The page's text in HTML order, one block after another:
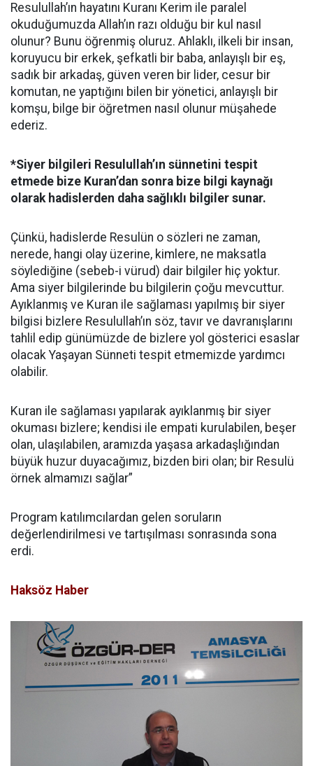
Resulullah’ın hayatını Kuranı Kerim ile paralel
okuduğumuzda Allah’ın razı olduğu bir kul nasıl
olunur? Bunu öğrenmiş oluruz. Ahlaklı, ilkeli bir insan,
koruyucu bir erkek, şefkatli bir baba, anlayışlı bir eş,
sadık bir arkadaş, güven veren bir lider, cesur bir
komutan, ne yaptığını bilen bir yönetici, anlayışlı bir
komşu, bilge bir öğretmen nasıl olunur müşahede
ederiz.
*Siyer bilgileri Resulullah’ın sünnetini tespit
etmede bize Kuran’dan sonra bize bilgi kaynağı
olarak hadislerden daha sağlıklı bilgiler sunar.
Çünkü, hadislerde Resulün o sözleri ne zaman,
nerede, hangi olay üzerine, kimlere, ne maksatla
söylediğine (sebeb-i vürud) dair bilgiler hiç yoktur.
Ama siyer bilgilerinde bu bilgilerin çoğu mevcuttur.
Ayıklanmış ve Kuran ile sağlaması yapılmış bir siyer
bilgisi bizlere Resulullah’ın söz, tavır ve davranışlarını
tahlil edip günümüzde de bizlere yol gösterici esaslar
olacak Yaşayan Sünneti tespit etmemizde yardımcı
olabilir.
Kuran ile sağlaması yapılarak ayıklanmış bir siyer
okuması bizlere; kendisi ile empati kurulabilen, beşer
olan, ulaşılabilen, aramızda yaşasa arkadaşlığından
büyük huzur duyacağımız, bizden biri olan; bir Resulü
örnek almamızı sağlar”
Program katılımcılardan gelen soruların
değerlendirilmesi ve tartışılması sonrasında sona
erdi.
Haksöz Haber